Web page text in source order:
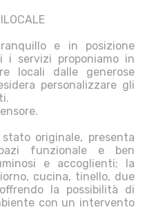
e in posizione
servizi proponiamo in
locali dalle generose
personalizzare gli
originale, presenta
funzionale e ben
e accoglienti; la
cucina, tinello, due
la possibilità di
con un intervento